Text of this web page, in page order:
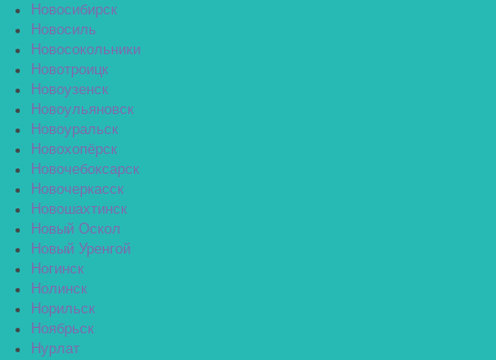
Новосибирск
Новосиль
Новосокольники
Новотроицк
Новоузенск
Новоульяновск
Новоуральск
Новохопёрск
Новочебоксарск
Новочеркасск
Новошахтинск
Новый Оскол
Новый Уренгой
Ногинск
Нолинск
Норильск
Ноябрьск
Нурлат